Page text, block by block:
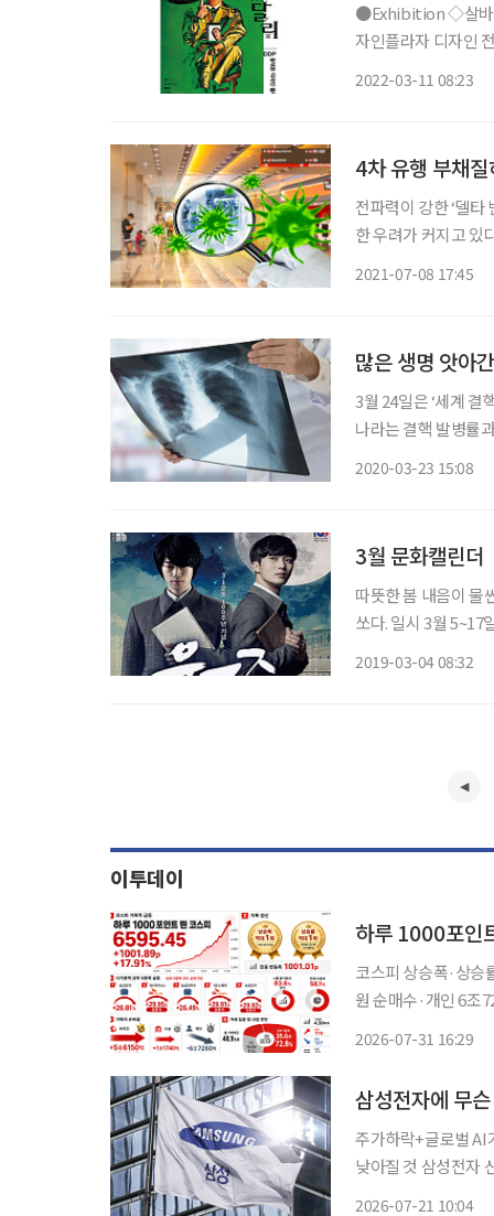
●Exhibition ◇살바도르 달리 : Imagination and Reality 일정 4월 3일까지 장소 동대문디
자인플라자 디자인
2022-03-11 08:23
4차 유행 부채
전파력이 강한 ‘델
한 우려가 커지고 있
2021-07-08 17:45
많은 생명 앗아
3월 24일은 ‘세계 결핵
나라는 결핵 발병률과
2020-03-23 15:08
3월 문화캘린더
따뜻한 봄 내음이 물씬 풍
쏘다. 일시 3월 5~17일 장소 예술의전당 CJ토월극장 출연 박영수, 신상언, 김도빈 등
2019-03-04 08:32
이투데이
하루 1000포인
코스피 상승폭·상
원 순매수·개인 6조
2026-07-31 16:29
삼성전자에 무
주가하락+글로벌 AI
낮아질 것 삼성전자 신용부도스왑(CDS) 프리미엄이 최근 급등세다. 21일 자본시장에 따르면
2026-07-21 10:04